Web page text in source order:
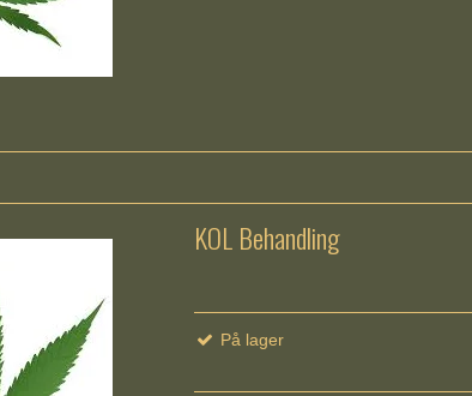
KOL Behandling
På lager